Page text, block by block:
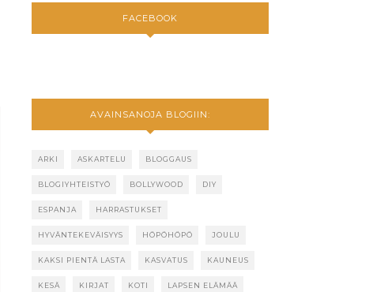
FACEBOOK
AVAINSANOJA BLOGIIN:
ARKI ASKARTELU BLOGGAUS
BLOGIYHTEISTYÖ BOLLYWOOD DIY
ESPANJA HARRASTUKSET
HYVÄNTEKEVÄISYYS HÖPÖHÖPÖ JOULU
KAKSI PIENTÄ LASTA KASVATUS KAUNEUS
KESÄ KIRJAT KOTI LAPSEN ELÄMÄÄ